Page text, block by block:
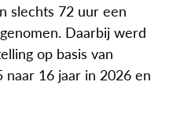
slechts 72 uur een
Daarbij werd
op basis van
naar 16 jaar in 2026 en